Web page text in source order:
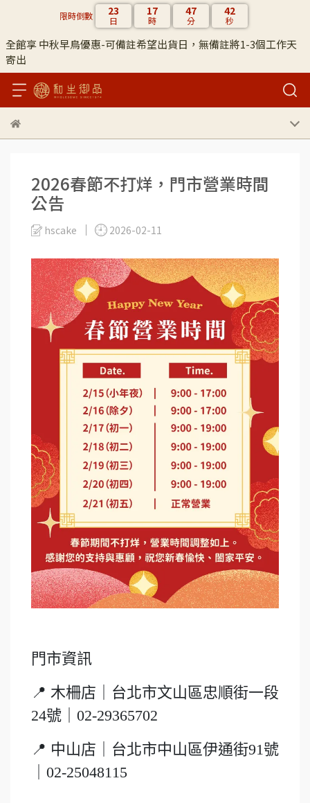
限時倒數 23
日
17
時
47
分
42
秒
全館享 中秋早鳥優惠-可備註希望出貨日，無備註將1-3個工作天
寄出
2026春節不打烊，門市營業時間
公告
hscake 2026-02-11
門市資訊
📍 木柵店｜台北市文山區忠順街一段
24號｜02-29365702
📍 中山店｜台北市中山區伊通街91號
｜02-25048115